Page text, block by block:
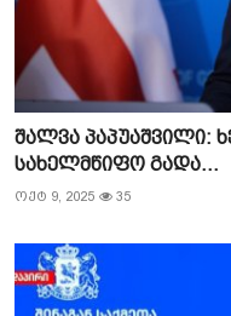
შალვა პაპუაშვილი:
სახელმწიფო გადა...
ოქტ 9, 2025 35